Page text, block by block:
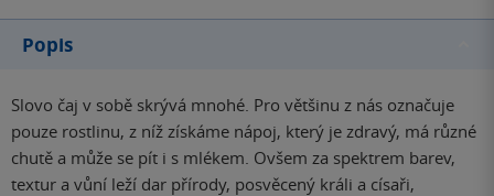
Popis
Slovo čaj v sobě skrývá mnohé. Pro většinu z nás označuje
pouze rostlinu, z níž získáme nápoj, který je zdravý, má různé
chutě a může se pít i s mlékem. Ovšem za spektrem barev,
textur a vůní leží dar přírody, posvěcený králi a císaři,